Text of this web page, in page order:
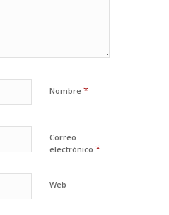
Nombre *
Correo
electrónico *
Web